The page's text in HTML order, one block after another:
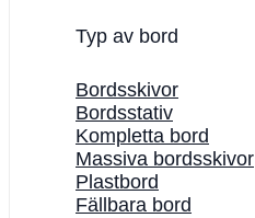
Typ av bord
Bordsskivor
Bordsstativ
Kompletta bord
Massiva bordsskivor
Plastbord
Fällbara bord